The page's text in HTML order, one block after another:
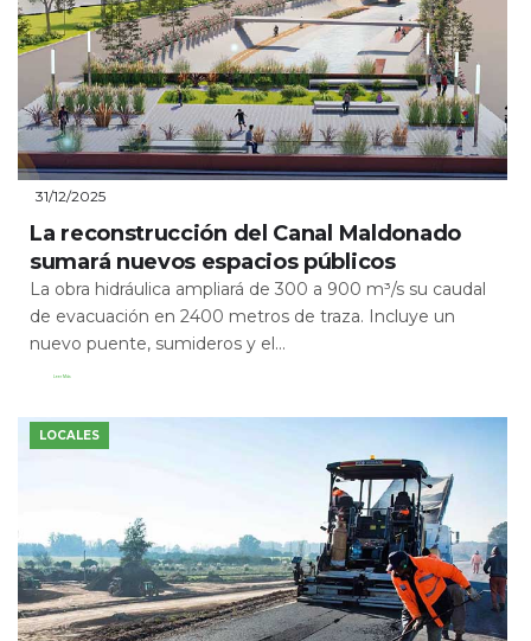
31/12/2025
La reconstrucción del Canal Maldonado
sumará nuevos espacios públicos
La obra hidráulica ampliará de 300 a 900 m³/s su caudal
de evacuación en 2400 metros de traza. Incluye un
nuevo puente, sumideros y el...
Leer Más
LOCALES